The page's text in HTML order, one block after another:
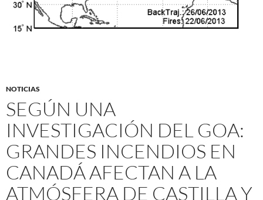
NOTICIAS
SEGÚN UNA
INVESTIGACIÓN DEL GOA:
GRANDES INCENDIOS EN
CANADÁ AFECTAN A LA
ATMÓSFERA DE CASTILLA Y